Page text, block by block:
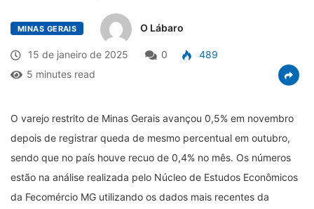
MINAS GERAIS O Lábaro
15 de janeiro de 2025 0
489
5 minutes read
O varejo restrito de Minas Gerais avançou 0,5% em novembro
depois de registrar queda de mesmo percentual em outubro,
sendo que no país houve recuo de 0,4% no mês. Os números
estão na análise realizada pelo Núcleo de Estudos Econômicos
da Fecomércio MG utilizando os dados mais recentes da